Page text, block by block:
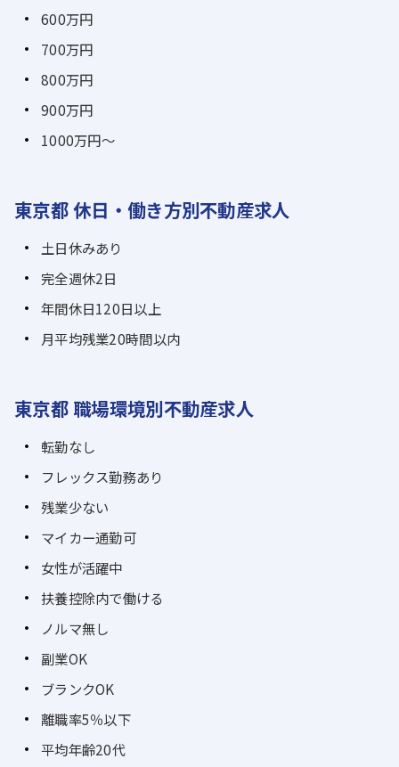
600万円
700万円
800万円
900万円
1000万円～
東京都 休日・働き方別不動産求人
土日休みあり
完全週休2日
年間休日120日以上
月平均残業20時間以内
東京都 職場環境別不動産求人
転勤なし
フレックス勤務あり
残業少ない
マイカー通勤可
女性が活躍中
扶養控除内で働ける
ノルマ無し
副業OK
ブランクOK
離職率5％以下
平均年齢20代